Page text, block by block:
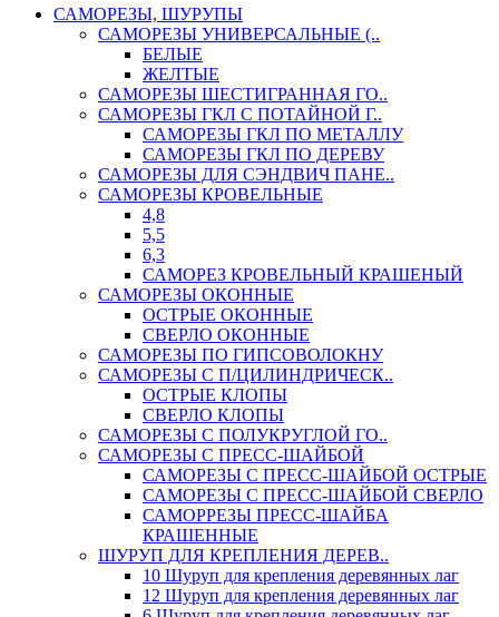
САМОРЕЗЫ, ШУРУПЫ
САМОРЕЗЫ УНИВЕРСАЛЬНЫЕ (..
БЕЛЫЕ
ЖЕЛТЫЕ
САМОРЕЗЫ ШЕСТИГРАННАЯ ГО..
САМОРЕЗЫ ГКЛ С ПОТАЙНОЙ Г..
САМОРЕЗЫ ГКЛ ПО МЕТАЛЛУ
САМОРЕЗЫ ГКЛ ПО ДЕРЕВУ
САМОРЕЗЫ ДЛЯ СЭНДВИЧ ПАНЕ..
САМОРЕЗЫ КРОВЕЛЬНЫЕ
4,8
5,5
6,3
САМОРЕЗ КРОВЕЛЬНЫЙ КРАШЕНЫЙ
САМОРЕЗЫ ОКОННЫЕ
ОСТРЫЕ ОКОННЫЕ
СВЕРЛО ОКОННЫЕ
САМОРЕЗЫ ПО ГИПСОВОЛОКНУ
САМОРЕЗЫ С П/ЦИЛИНДРИЧЕСК..
ОСТРЫЕ КЛОПЫ
СВЕРЛО КЛОПЫ
САМОРЕЗЫ С ПОЛУКРУГЛОЙ ГО..
САМОРЕЗЫ С ПРЕСС-ШАЙБОЙ
САМОРЕЗЫ С ПРЕСС-ШАЙБОЙ ОСТРЫЕ
САМОРЕЗЫ С ПРЕСС-ШАЙБОЙ СВЕРЛО
САМОРРЕЗЫ ПРЕСС-ШАЙБА
КРАШЕННЫЕ
ШУРУП ДЛЯ КРЕПЛЕНИЯ ДЕРЕВ..
10 Шуруп для крепления деревянных лаг
12 Шуруп для крепления деревянных лаг